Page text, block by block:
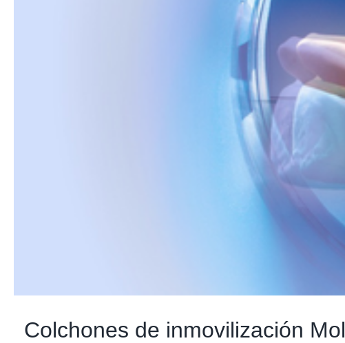
Colchones de inmovilización